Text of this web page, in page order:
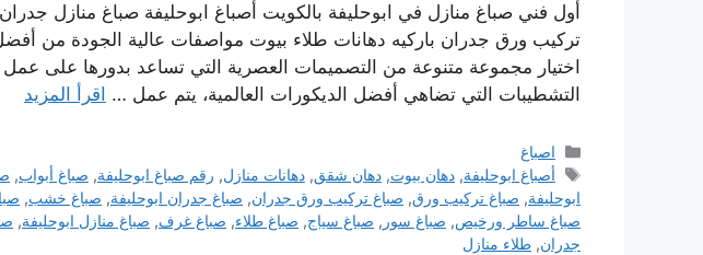
أول فني صباغ منازل في ابوحليفة بالكويت أصباغ ابوحليفة صباغ منازل
تركيب ورق جدران باركيه دهانات طلاء بيوت مواصفات عالية الجودة من
اختيار مجموعة متنوعة من التصميمات العصرية التي تساعد بدورها على
التشطيبات التي تضاهي أفضل الديكورات العالمية، يتم عمل … اقرأ المزيد
التصنيفات
اصباغ
الوسوم
أصباغ ابوحليفة,دهان بيوت,دهان شقق,دهانات منازل, رقم صباغ ابوحليفة, صباغ أبواب,
ابوحليفة, صباغ تركيب ورق, صباغ تركيب ورق جدران, صباغ جدران ابوحليفة, صباغ خشب,
صباغ ساطر ورخيص, صباغ سور , صباغ سياج, صباغ طلاء, صباغ غرف, صباغ منازل ابوحليفة,
جدران, طلاء منازل